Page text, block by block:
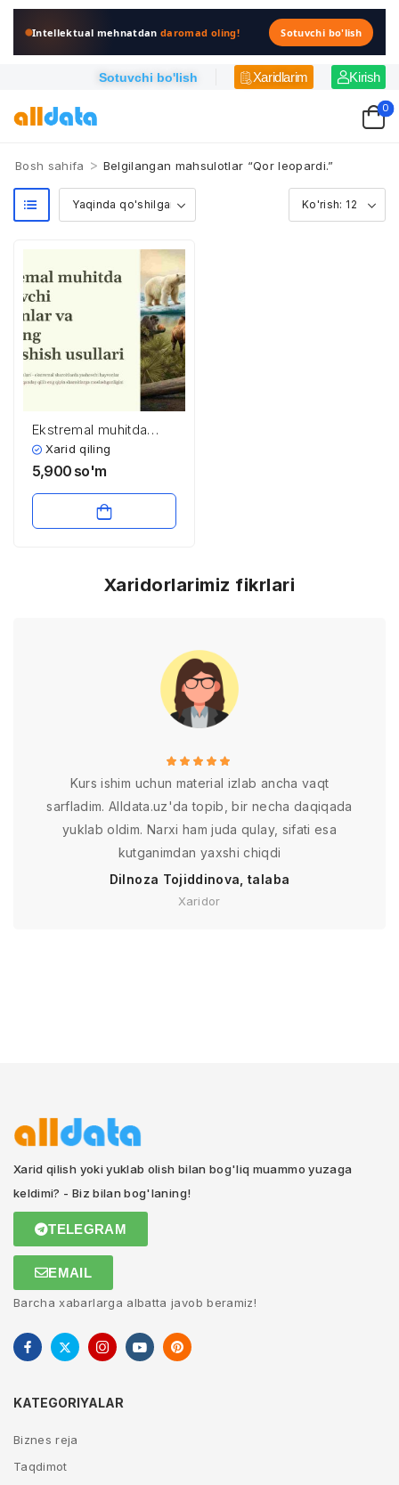
Intellektual mehnatdandaromad oling! Sotuvchi bo'lish
Sotuvchi bo'lish Xaridlarim Kirish
0
Bosh sahifa > Belgilangan mahsulotlar “Qor leopardi.”
Ekstremal muhitda
yashovchi hayvonlar
Xarid qiling
5,900 so'm
Xaridorlarimiz fikrlari
Kurs ishim uchun material izlab ancha vaqt
sarfladim. Alldata.uz'da topib, bir necha daqiqada
yuklab oldim. Narxi ham juda qulay, sifati esa
kutganimdan yaxshi chiqdi
Dilnoza Tojiddinova, talaba
Xaridor
Xarid qilish yoki yuklab olish bilan bog'liq muammo yuzaga
keldimi? - Biz bilan bog'laning!
TELEGRAM
EMAIL
Barcha xabarlarga albatta javob beramiz!
KATEGORIYALAR
Biznes reja
Taqdimot